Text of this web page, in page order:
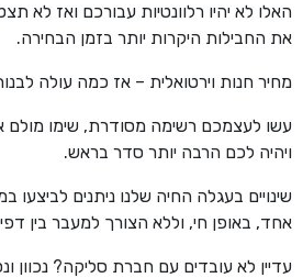
האלו לא יהיו רלוונטיות עבורכם ואז לא
את החבילות היקרות יותר בזמן הבחירה.
מחיר חנות וירטואלית – אז כמה עולה
עשו לעצמכם רשימה מסודרת, שימו מולם
ויהיה לכם הרבה יותר סדר בראש.
שינויים בעגלה החיה שלנו ניתנים לביצעו
אחד, באופן חי, וללא הצורך למעבר בין
עדיין לא עובדים עם חברת סליקה? נכוון